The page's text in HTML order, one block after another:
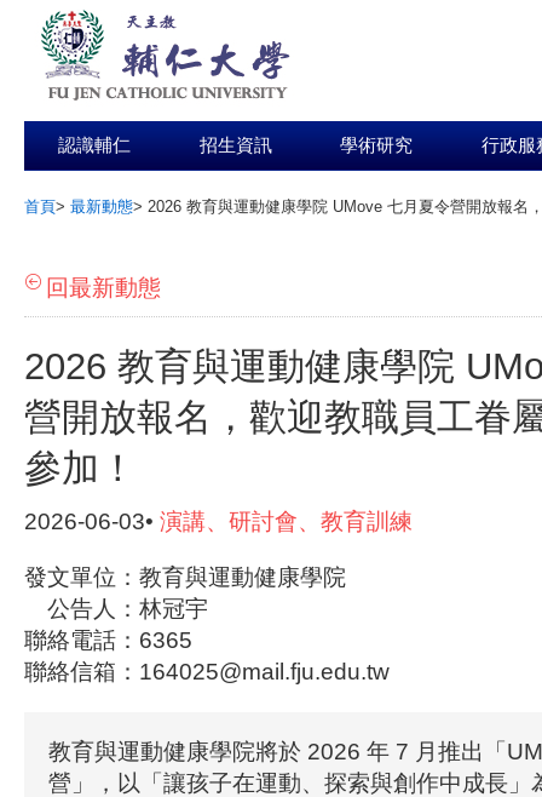
認識輔仁 招生資訊 學術研究 行政服
首頁> 最新動態> 2026 教育與運動健康學院 UMove 七月夏令營開放報名
回最新動態
2026 教育與運動健康學院
營開放報名，歡迎教職員工眷
參加！
2026-06-03• 演講、研討會、教育訓練
發文單位：教育與運動健康學院
公告人：林冠宇
聯絡電話：6365
聯絡信箱：164025@mail.fju.edu.tw
教育與運動健康學院將於 2026 年 7 月推出「
營」，以「讓孩子在運動、探索與創作中成長」